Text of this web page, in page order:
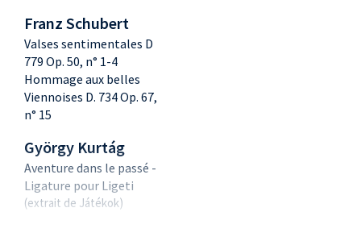
Franz Schubert
Valses sentimentales D
779 Op. 50, n° 1-4
Hommage aux belles
Viennoises D. 734 Op. 67,
n° 15
György Kurtág
Aventure dans le passé -
Ligature pour Ligeti
(extrait de Játékok)